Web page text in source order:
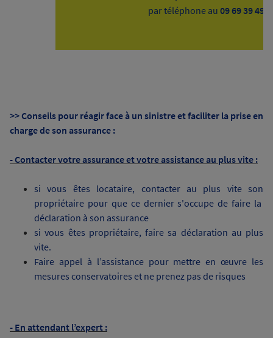
par téléphone au 09 69 39 49
>> Conseils pour réagir face à un sinistre et faciliter la prise en
charge de son assurance :
- Contacter votre assurance et votre assistance au plus vite :
si vous êtes locataire, contacter au plus vite son
propriétaire pour que ce dernier s'occupe de faire la
déclaration à son assurance
si vous êtes propriétaire, faire sa déclaration au plus
vite.
Faire appel à l’assistance pour mettre en œuvre les
mesures conservatoires et ne prenez pas de risques
- En attendant l’expert :